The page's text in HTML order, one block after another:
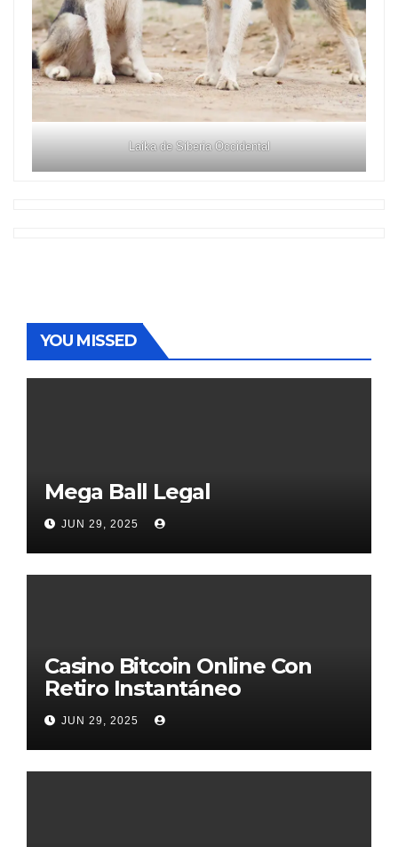
Laika de Siberia Occidental
YOU MISSED
Mega Ball Legal
JUN 29, 2025
Casino Bitcoin Online Con
Retiro Instantáneo
JUN 29, 2025